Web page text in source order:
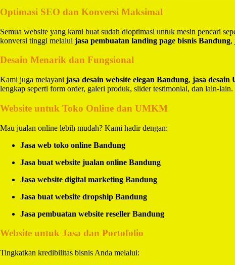
Optimasi SEO dan Konversi Maksimal
Semua website yang kami buat sudah dioptimasi untuk mesin pencari
konversi tinggi melalui jasa pembuatan landing page bisnis Bandung,
Desain Menarik dan Fungsional
Kami juga melayani jasa desain website elegan Bandung, jasa desain
lengkap seperti form order, galeri produk, slider testimonial, dan lain-lain.
Website untuk Toko Online dan UMKM
Mau jualan online lebih mudah? Kami hadir dengan:
Jasa web toko online Bandung
Jasa buat website jualan online Bandung
Jasa website digital marketing Bandung
Jasa buat website dropship Bandung
Jasa pembuatan website reseller Bandung
Website untuk Jasa dan Portofolio
Tingkatkan kredibilitas bisnis Anda melalui: